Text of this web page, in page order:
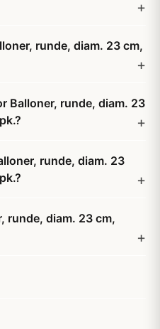
runde, diam. 23 cm,
Balloner, runde, diam. 23
runde, diam. 23
runde, diam. 23 cm,